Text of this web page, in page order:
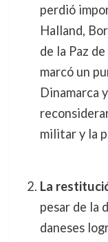
perdió
Halland,
de la Paz
marcó un
Dinamarca
militar y la
La
pesar de la
daneses